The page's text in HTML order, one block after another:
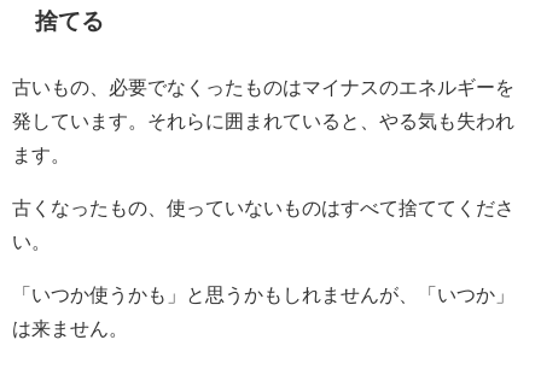
捨てる
古いもの、必要でなくったものはマイナスのエネルギーを
発しています。それらに囲まれていると、やる気も失われ
ます。
古くなったもの、使っていないものはすべて捨ててくださ
い。
「いつか使うかも」と思うかもしれませんが、「いつか」
は来ません。